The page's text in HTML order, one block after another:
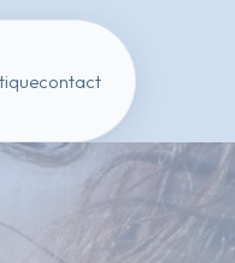
contact